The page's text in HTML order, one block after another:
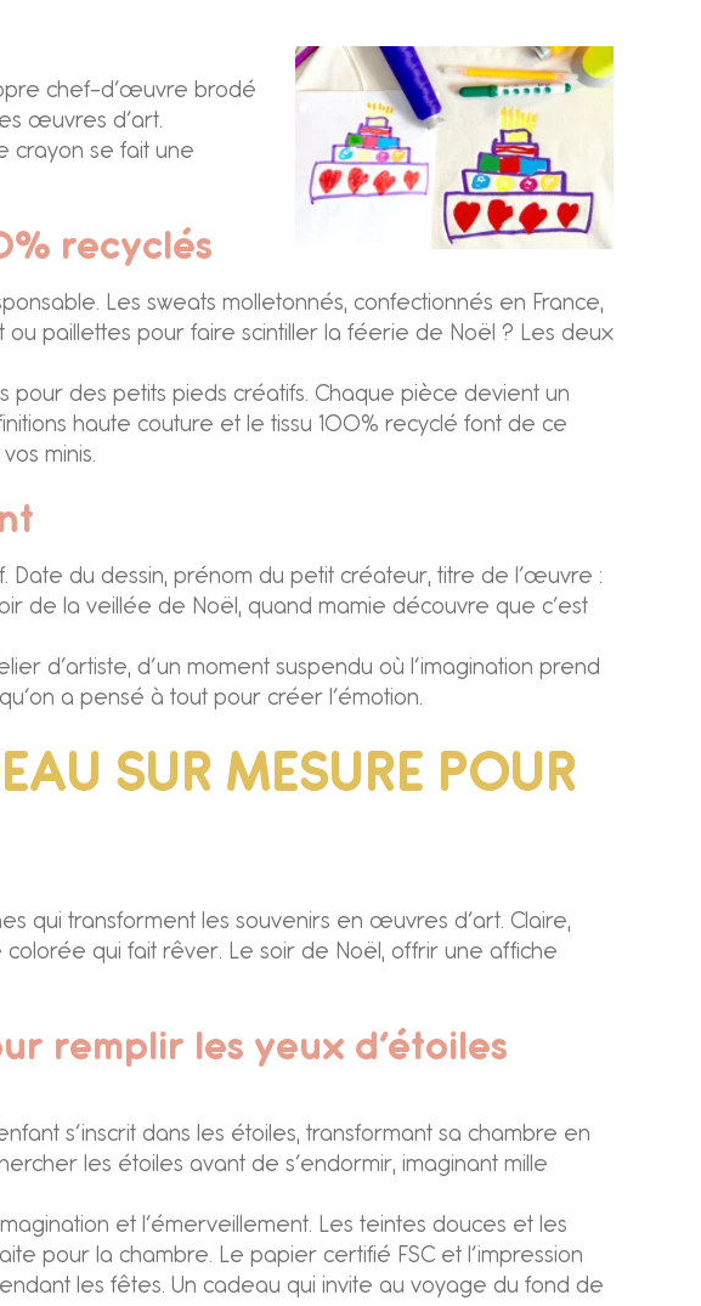
chef-d’œuvre brodé
œuvres d’art.
crayon se fait une
recyclés
Les sweats molletonnés, confectionnés en France,
ou paillettes pour faire scintiller la féerie de Noël ? Les deux
des petits pieds créatifs. Chaque pièce devient un
haute couture et le tissu 100% recyclé font de ce
minis.
Date du dessin, prénom du petit créateur, titre de l’œuvre :
de la veillée de Noël, quand mamie découvre que c’est
d’artiste, d’un moment suspendu où l’imagination prend
a pensé à tout pour créer l’émotion.
SUR MESURE POUR
qui transforment les souvenirs en œuvres d’art. Claire,
qui fait rêver. Le soir de Noël, offrir une affiche
remplir les yeux d’étoiles
s’inscrit dans les étoiles, transformant sa chambre en
les étoiles avant de s’endormir, imaginant mille
et l’émerveillement. Les teintes douces et les
pour la chambre. Le papier certifié FSC et l’impression
les fêtes. Un cadeau qui invite au voyage du fond de